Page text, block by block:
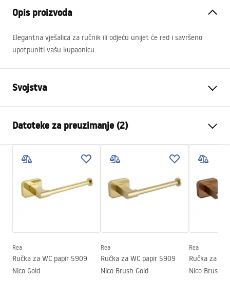
Opis proizvoda
Elegantna vješalica za ručnik ili odjeću unijet će red i savršeno
upotpuniti vašu kupaonicu.
Svojstva
Materijal
Metal
Način montaže
Na vijke
Širina
215
Visina
170
Dubina
50mm
Datoteke za preuzimanje (2)
Sigurnosne informacije
pdf
Warranty_Terms_and_Conditions_Accessories_-_24.pdf
Rea
Ručka za WC papir 5909
Nico Gold
Rea
Ručka za WC papir 5909
Nico Brush Gold
Rea
Ručka za
Nico Brush